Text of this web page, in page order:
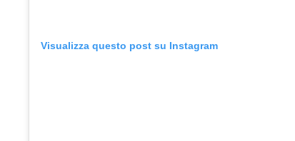
Visualizza questo post su Instagram